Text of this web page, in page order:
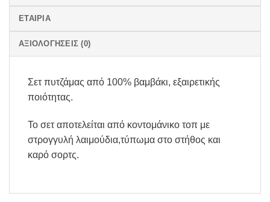
ΕΤΑΙΡΊΑ
ΑΞΙΟΛΟΓΉΣΕΙΣ (0)
Σετ πυτζάμας από 100% βαμβάκι, εξαιρετικής
ποιότητας.
Το σετ αποτελείται από κοντομάνικο τοπ με
στρογγυλή λαιμούδια,τύπωμα στο στήθος και
καρό σορτς.